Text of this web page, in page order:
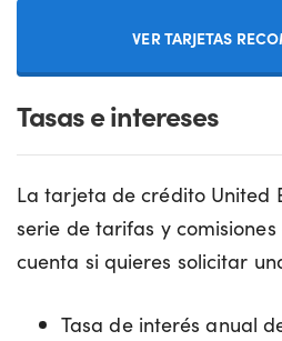
VER TARJETAS
Tasas e intereses
La tarjeta de crédito United
serie de tarifas y
cuenta si quieres solicitar
Tasa de interés anual